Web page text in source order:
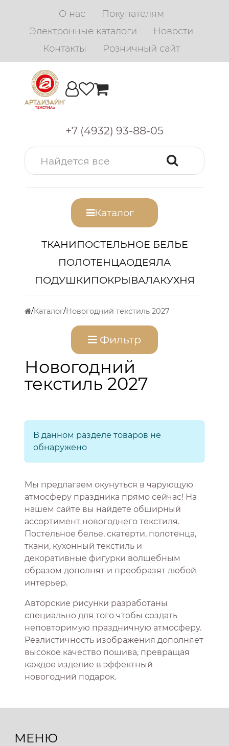
О нас
Покупателям
Электронные каталоги
Новости
Контакты
Розничный сайт
+7 (4932) 93-88-05
Каталог
ТКАНИПОСТЕЛЬНОЕ БЕЛЬЕ
ПОЛОТЕНЦАОДЕЯЛА
ПОДУШКИПОКРЫВАЛАКУХНЯ
Каталог Новогодний текстиль 2027
Фильтр
Новогодний
текстиль 2027
В данном разделе товаров не
обнаружено
Мы предлагаем окунуться в чарующую
атмосферу праздника прямо сейчас! На
нашем сайте вы найдете обширный
ассортимент новогоднего текстиля.
Постельное белье, скатерти, полотенца,
ткани, кухонный текстиль и
декоративные фигурки волшебным
образом дополнят и преобразят любой
интерьер.
Авторские рисунки разработаны
специально для того чтобы создать
неповторимую праздничную атмосферу.
Реалистичность изображения дополняет
высокое качество пошива, превращая
каждое изделие в эффектный
новогодний подарок.
МЕНЮ